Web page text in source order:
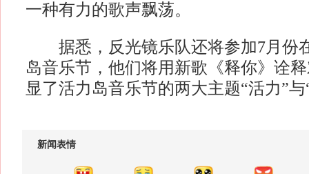
一种有力的歌声飘荡。
据悉，反光镜乐队还将参加7月份
岛音乐节，他们将用新歌《释你》诠
显了活力岛音乐节的两大主题“活力”与
新闻表情